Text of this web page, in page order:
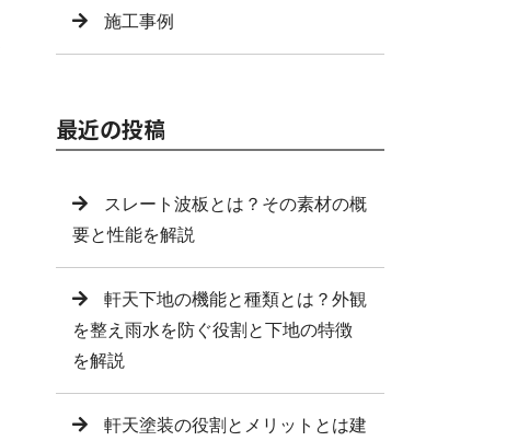
施工事例
最近の投稿
スレート波板とは？その素材の概
要と性能を解説
軒天下地の機能と種類とは？外観
を整え雨水を防ぐ役割と下地の特徴
を解説
軒天塗装の役割とメリットとは建